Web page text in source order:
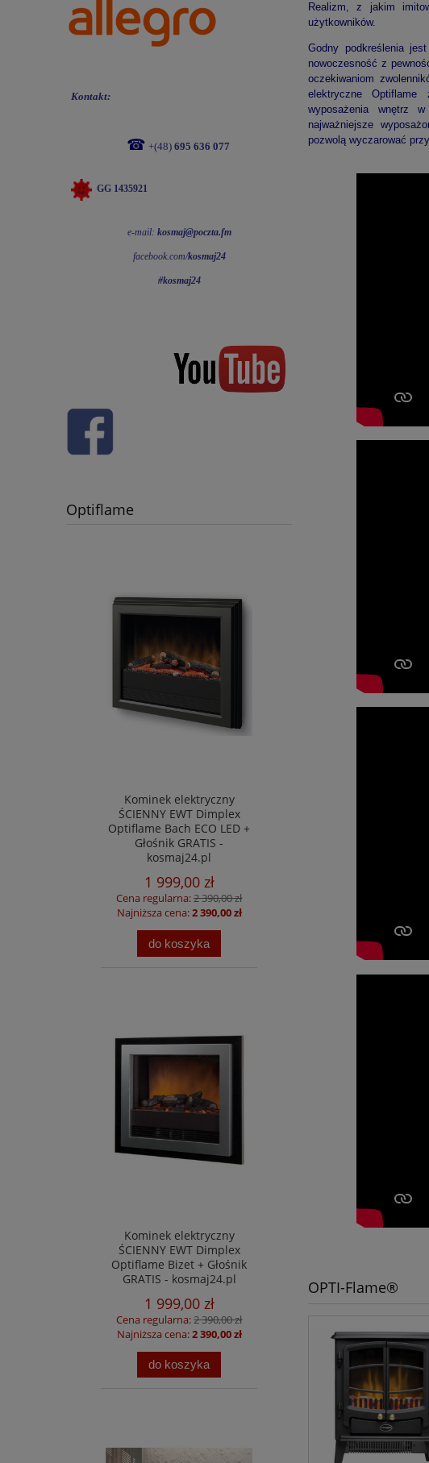
Kontakt:
☎ +(48) 695 636 077
GG 1435921
e-mail: kosmaj@poczta.fm
facebook.com/kosmaj24
#kosmaj24
Optiflame
Kominek elektryczny
ŚCIENNY EWT Dimplex
Optiflame Bach ECO LED +
Głośnik GRATIS -
kosmaj24.pl
1 999,00 zł
Cena regularna:2 390,00 zł
Najniższa cena:2 390,00 zł
do koszyka
Kominek elektryczny
ŚCIENNY EWT Dimplex
Optiflame Bizet + Głośnik
GRATIS - kosmaj24.pl
1 999,00 zł
Cena regularna:2 390,00 zł
Najniższa cena:2 390,00 zł
do koszyka
Realizm, z jakim
użytkowników.
Godny podkreślenia
nowoczesność z
oczekiwaniom
elektryczne Optiflame
wyposażenia wnętrz
najważniejsze
pozwolą wyczarować
OPTI-Flame®